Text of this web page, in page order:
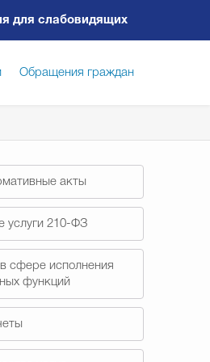
для слабовидящих
Обращения граждан
Городского округа
информируют
акты
услуги 210-ФЗ
сфере исполнения
функций